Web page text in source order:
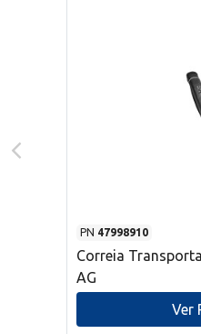
PN 47998910
Correia
AG
Ver